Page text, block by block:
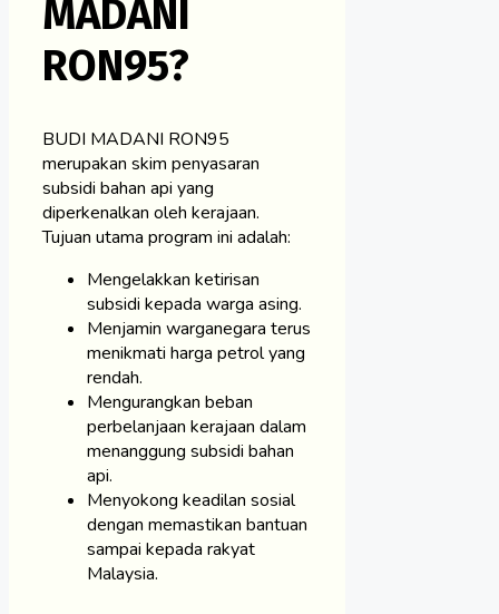
MADANI
RON95?
BUDI MADANI RON95
merupakan skim penyasaran
subsidi bahan api yang
diperkenalkan oleh kerajaan.
Tujuan utama program ini adalah:
Mengelakkan ketirisan
subsidi kepada warga asing.
Menjamin warganegara terus
menikmati harga petrol yang
rendah.
Mengurangkan beban
perbelanjaan kerajaan dalam
menanggung subsidi bahan
api.
Menyokong keadilan sosial
dengan memastikan bantuan
sampai kepada rakyat
Malaysia.